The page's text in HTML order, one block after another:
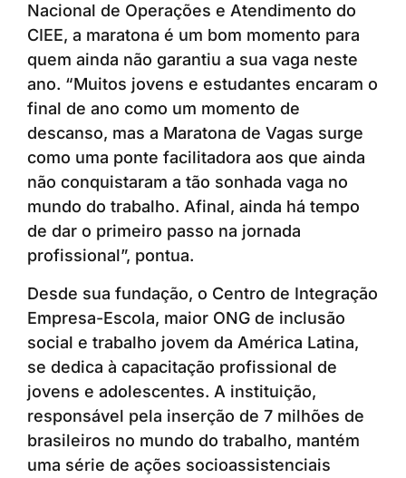
Nacional de Operações e Atendimento do
CIEE, a maratona é um bom momento para
quem ainda não garantiu a sua vaga neste
ano. “Muitos jovens e estudantes encaram o
final de ano como um momento de
descanso, mas a Maratona de Vagas surge
como uma ponte facilitadora aos que ainda
não conquistaram a tão sonhada vaga no
mundo do trabalho. Afinal, ainda há tempo
de dar o primeiro passo na jornada
profissional”, pontua.
Desde sua fundação, o Centro de Integração
Empresa-Escola, maior ONG de inclusão
social e trabalho jovem da América Latina,
se dedica à capacitação profissional de
jovens e adolescentes. A instituição,
responsável pela inserção de 7 milhões de
brasileiros no mundo do trabalho, mantém
uma série de ações socioassistenciais